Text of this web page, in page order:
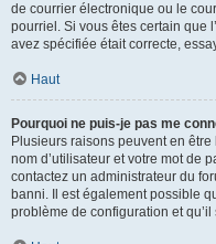
de courrier électronique ou le
pourriel. Si vous êtes certain que
avez spécifiée était correcte,
Haut
Pourquoi ne puis-je pas me
Plusieurs raisons peuvent en
nom d’utilisateur et votre mot de
contactez un administrateur du
banni. Il est également possible
problème de configuration et